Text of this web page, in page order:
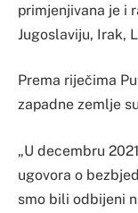
primjenjivana je i
Jugoslaviju, Irak,
Prema riječima
zapadne zemlje
„U decembru
ugovora o
smo bili odbijeni